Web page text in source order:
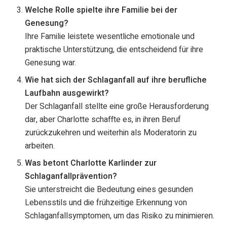
Welche Rolle spielte ihre Familie bei der
Genesung?
Ihre Familie leistete wesentliche emotionale und
praktische Unterstützung, die entscheidend für ihre
Genesung war.
Wie hat sich der Schlaganfall auf ihre berufliche
Laufbahn ausgewirkt?
Der Schlaganfall stellte eine große Herausforderung
dar, aber Charlotte schaffte es, in ihren Beruf
zurückzukehren und weiterhin als Moderatorin zu
arbeiten.
Was betont Charlotte Karlinder zur
Schlaganfallprävention?
Sie unterstreicht die Bedeutung eines gesunden
Lebensstils und die frühzeitige Erkennung von
Schlaganfallsymptomen, um das Risiko zu minimieren.